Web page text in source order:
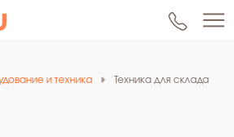
и техника
Техника для склада